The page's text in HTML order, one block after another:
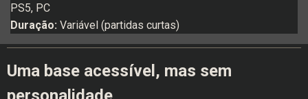
PS5, PC
Duração: Variável (partidas curtas)
Uma base acessível, mas sem